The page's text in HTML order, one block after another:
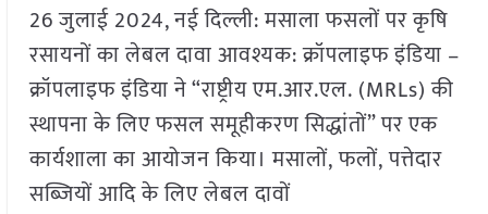
26 जुलाई 2024, नई दिल्ली: मसाला फसलों पर कृषि
रसायनों का लेबल दावा आवश्यक: क्रॉपलाइफ इंडिया –
क्रॉपलाइफ इंडिया ने “राष्ट्रीय एम.आर.एल. (MRLs) की
स्थापना के लिए फसल समूहीकरण सिद्धांतों” पर एक
कार्यशाला का आयोजन किया। मसालों, फलों, पत्तेदार
सब्जियों आदि के लिए लेबल दावों